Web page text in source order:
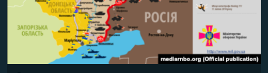
КТАТ
ДОЛУЧАЙСЯ!